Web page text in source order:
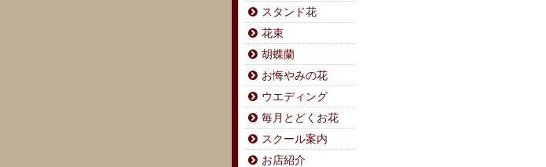
スタンド花
花束
胡蝶蘭
お悔やみの花
ウエディング
毎月とどくお花
スクール案内
お店紹介